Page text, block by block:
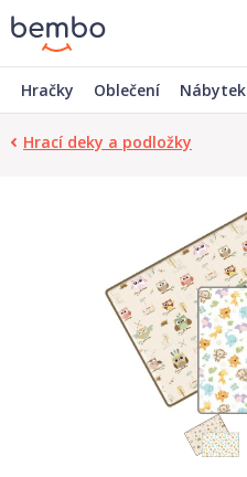
Hračky Oblečení Nábytek
Hrací deky a podložky